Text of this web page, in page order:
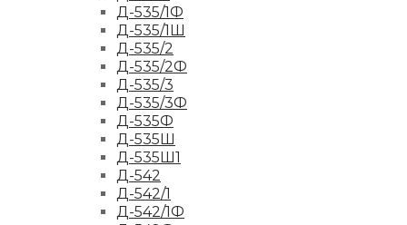
Д-535/1Ф
Д-535/1Ш
Д-535/2
Д-535/2Ф
Д-535/3
Д-535/3Ф
Д-535Ф
Д-535Ш
Д-535Ш1
Д-542
Д-542/1
Д-542/1Ф